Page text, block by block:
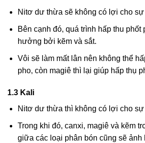
Nitơ dư thừa sẽ không có lợi cho sự
Bên cạnh đó, quá trình hấp thu phốt
hưởng bởi kẽm và sắt.
Vôi sẽ làm mất lân nên không thể
pho, còn magiê thì lại giúp hấp thụ
1.3 Kali
Nitơ dư thừa thì không có lợi cho sự
Trong khi đó, canxi, magiê và kẽm
giữa các loại phân bón cũng sẽ